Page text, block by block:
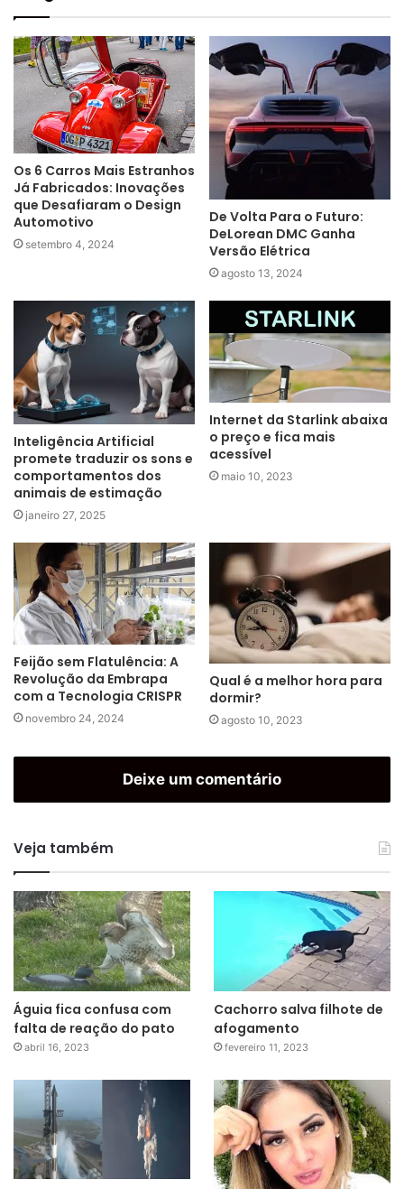
Os 6 Carros Mais Estranhos
Já Fabricados: Inovações
que Desafiaram o Design
Automotivo
setembro 4, 2024
De Volta Para o Futuro:
DeLorean DMC Ganha
Versão Elétrica
agosto 13, 2024
Inteligência Artificial
promete traduzir os sons e
comportamentos dos
animais de estimação
janeiro 27, 2025
Internet da Starlink abaixa
o preço e fica mais
acessível
maio 10, 2023
Feijão sem Flatulência: A
Revolução da Embrapa
com a Tecnologia CRISPR
novembro 24, 2024
Qual é a melhor hora para
dormir?
agosto 10, 2023
Deixe um comentário
Veja também
Águia fica confusa com
falta de reação do pato
abril 16, 2023
Cachorro salva filhote de
afogamento
fevereiro 11, 2023